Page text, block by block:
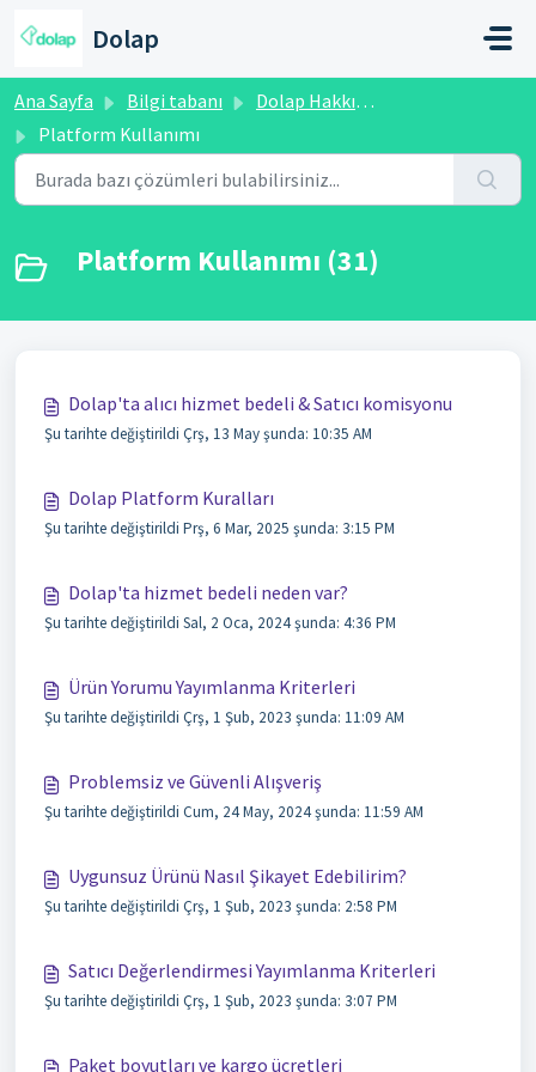
Dolap
Ana Sayfa Bilgi tabanı
Dolap Hakkında Genel Bilgiler
Platform Kullanımı
Platform Kullanımı (31)
Dolap'ta alıcı hizmet bedeli & Satıcı komisyonu
Şu tarihte değiştirildi Çrş, 13 May şunda: 10:35 AM
Dolap Platform Kuralları
Şu tarihte değiştirildi Prş, 6 Mar, 2025 şunda: 3:15 PM
Dolap'ta hizmet bedeli neden var?
Şu tarihte değiştirildi Sal, 2 Oca, 2024 şunda: 4:36 PM
Ürün Yorumu Yayımlanma Kriterleri
Şu tarihte değiştirildi Çrş, 1 Şub, 2023 şunda: 11:09 AM
Problemsiz ve Güvenli Alışveriş
Şu tarihte değiştirildi Cum, 24 May, 2024 şunda: 11:59 AM
Uygunsuz Ürünü Nasıl Şikayet Edebilirim?
Şu tarihte değiştirildi Çrş, 1 Şub, 2023 şunda: 2:58 PM
Satıcı Değerlendirmesi Yayımlanma Kriterleri
Şu tarihte değiştirildi Çrş, 1 Şub, 2023 şunda: 3:07 PM
Paket boyutları ve kargo ücretleri